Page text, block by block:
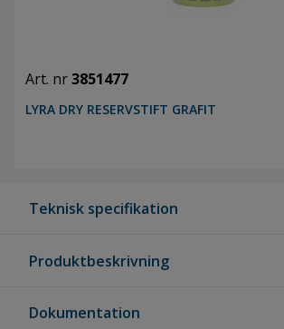
Art. nr3851477
LYRA DRY RESERVSTIFT GRAFIT
Teknisk specifikation
Produktbeskrivning
Dokumentation